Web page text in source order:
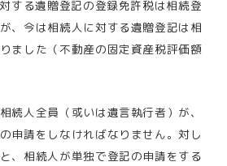
する遺贈登記の登録免許税は相続登
、今は相続人に対する遺贈登記は相
ました（不動産の固定資産税評価額
続人全員（或いは遺言執行者）が、
申請をしなければなりません。対し
、相続人が単独で登記の申請をする